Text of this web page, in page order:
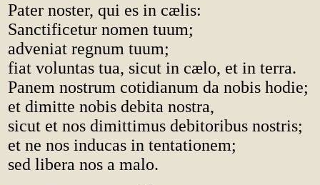
Pater noster, qui es in cælis:
Sanctificetur nomen tuum;
adveniat regnum tuum;
fiat voluntas tua, sicut in cælo, et in terra.
Panem nostrum cotidianum da nobis hodie;
et dimitte nobis debita nostra,
sicut et nos dimittimus debitoribus nostris;
et ne nos inducas in tentationem;
sed libera nos a malo.